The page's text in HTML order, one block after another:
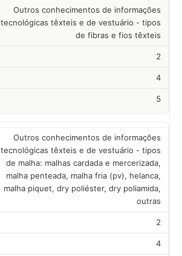
Outros conhecimentos de informações
tecnológicas têxteis e de vestuário - tipos
de fibras e fios têxteis
2
4
5
Outros conhecimentos de informações
tecnológicas têxteis e de vestuário - tipos
de malha: malhas cardada e mercerizada,
malha penteada, malha fria (pv), helanca,
malha piquet, dry poliéster, dry poliamida,
outras
2
4